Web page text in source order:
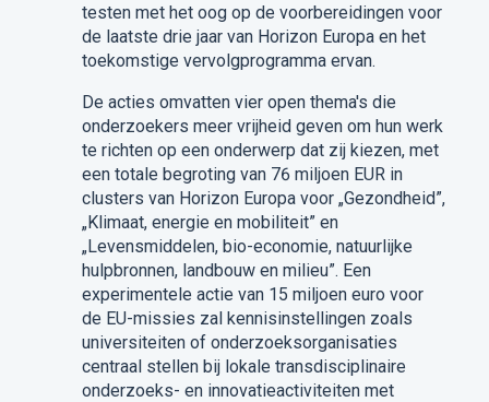
testen met het oog op de voorbereidingen voor
de laatste drie jaar van Horizon Europa en het
toekomstige vervolgprogramma ervan.
De acties omvatten vier open thema's die
onderzoekers meer vrijheid geven om hun werk
te richten op een onderwerp dat zij kiezen, met
een totale begroting van 76 miljoen EUR in
clusters van Horizon Europa voor „Gezondheid”,
„Klimaat, energie en mobiliteit” en
„Levensmiddelen, bio-economie, natuurlijke
hulpbronnen, landbouw en milieu”. Een
experimentele actie van 15 miljoen euro voor
de EU-missies zal kennisinstellingen zoals
universiteiten of onderzoeksorganisaties
centraal stellen bij lokale transdisciplinaire
onderzoeks- en innovatieactiviteiten met